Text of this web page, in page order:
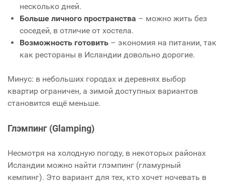
несколько дней.
Больше личного пространства – можно жить без
соседей, в отличие от хостела.
Возможность готовить – экономия на питании, так
как рестораны в Исландии довольно дорогие.
Минус: в небольших городах и деревнях выбор
квартир ограничен, а зимой доступных вариантов
становится ещё меньше.
Глэмпинг (Glamping)
Несмотря на холодную погоду, в некоторых районах
Исландии можно найти глэмпинг (гламурный
кемпинг). Это вариант для тех, кто хочет ночевать в